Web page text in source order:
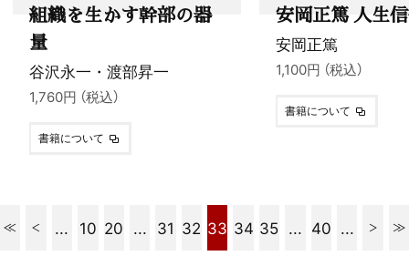
組織を生かす幹部の器
量
谷沢永一・渡部昇一
1,760円 （税込）
書籍について
安岡正篤 人生
安岡正篤
1,100円 （税込）
書籍について
... 10 20 ... 31 32 33 34 35 ... 40 ...